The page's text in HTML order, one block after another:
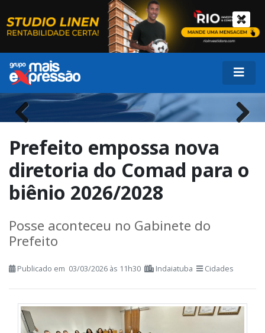
Previous Next
Prefeito empossa nova
diretoria do Comad para o
biênio 2026/2028
Posse aconteceu no Gabinete do
Prefeito
Publicado em 03/03/2026 às 11h30